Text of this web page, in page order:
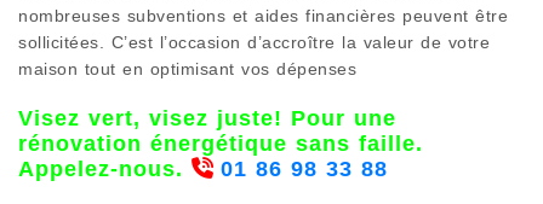
nombreuses subventions et aides financières peuvent être
sollicitées. C’est l’occasion d’accroître la valeur de votre
maison tout en optimisant vos dépenses
Visez vert, visez juste! Pour une
rénovation énergétique sans faille.
Appelez-nous.
01 86 98 33 88